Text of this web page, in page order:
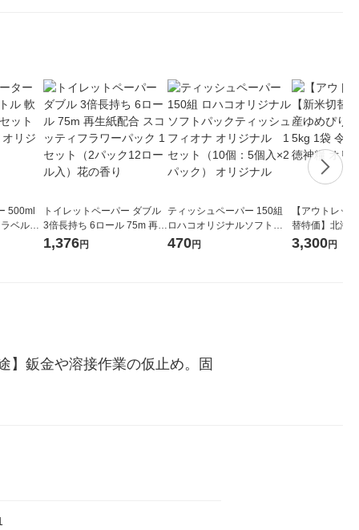
500ml
ベルレ
然水
トイレットペーパー ダブル
3倍長持ち 6ロール 75m 再生
紙配合 スコッティフラワー
1,376円
ティッシュペーパー 150組
ロハコオリジナルソフトパ
ックティッシュ フィオナ オ
470円
【アウトレッ
替特価】北海
か 無洗米 5kg
3,300円
】鈑金や溶接作業の仮止め。固